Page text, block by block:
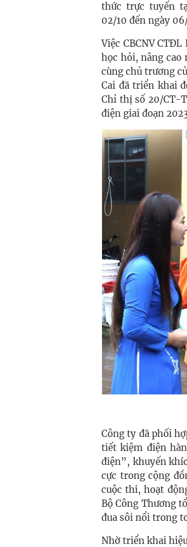
thức trực tuyến
02/10 đến ngày
Việc CBCNV
học hỏi, nâng cao
cùng chủ trương
Cai đã triển khai
Chỉ thị số 20/CT-
điện giai đoạn
Công ty đã phối
tiết kiệm điện
điện”, khuyến
cực trong cộng
cuộc thi, hoạt
Bộ Công Thương
đua sôi nổi trong
Nhờ triển khai